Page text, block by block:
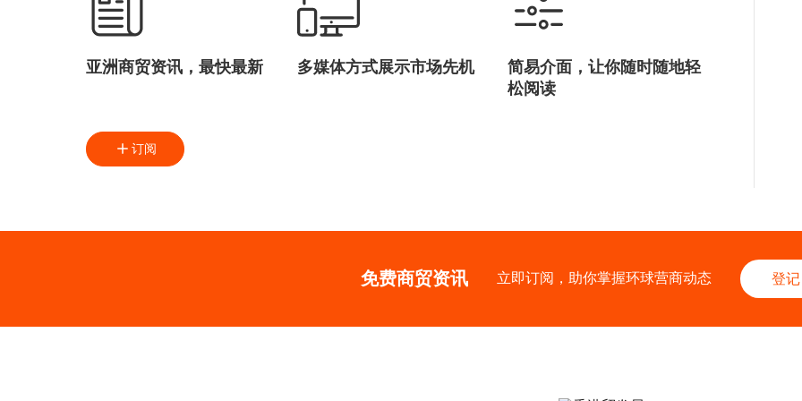
亚洲商贸资讯，最快最新 多媒体方式展示市场先机
简易介面，让你随时随地轻
松阅读
订阅
免费商贸资讯 立即订阅，助你掌握环球营商动态 登记